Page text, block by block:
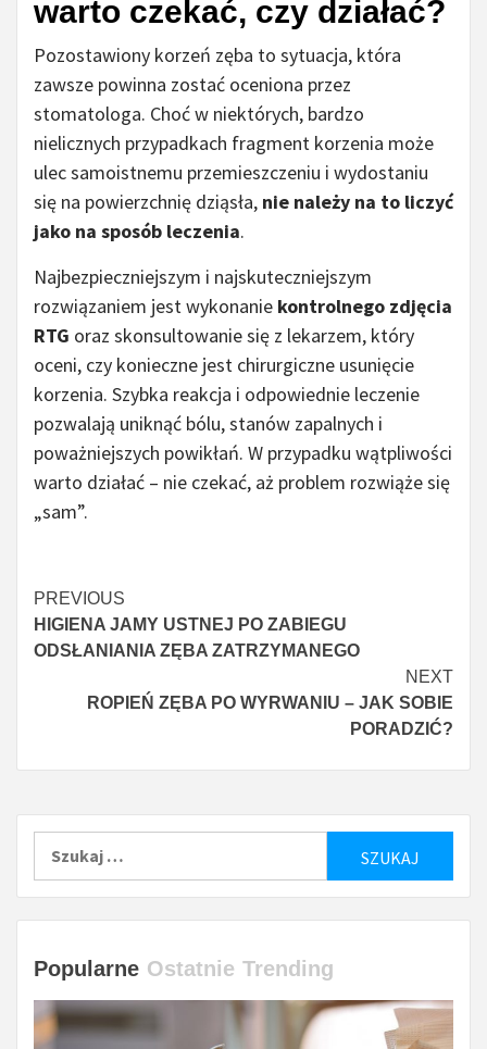
warto czekać, czy działać?
Pozostawiony korzeń zęba to sytuacja, która
zawsze powinna zostać oceniona przez
stomatologa. Choć w niektórych, bardzo
nielicznych przypadkach fragment korzenia może
ulec samoistnemu przemieszczeniu i wydostaniu
się na powierzchnię dziąsła, nie należy na to liczyć
jako na sposób leczenia.
Najbezpieczniejszym i najskuteczniejszym
rozwiązaniem jest wykonanie kontrolnego zdjęcia
RTG oraz skonsultowanie się z lekarzem, który
oceni, czy konieczne jest chirurgiczne usunięcie
korzenia. Szybka reakcja i odpowiednie leczenie
pozwalają uniknąć bólu, stanów zapalnych i
poważniejszych powikłań. W przypadku wątpliwości
warto działać – nie czekać, aż problem rozwiąże się
„sam”.
Czytaj
więcej
PREVIOUS
HIGIENA JAMY USTNEJ PO ZABIEGU
ODSŁANIANIA ZĘBA ZATRZYMANEGO
NEXT
ROPIEŃ ZĘBA PO WYRWANIU – JAK SOBIE
PORADZIĆ?
Popularne Ostatnie Trending